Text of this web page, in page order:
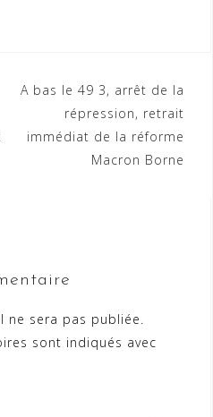
A bas le 49 3, arrêt de la
répression, retrait
immédiat de la réforme
Macron Borne
ne sera pas publiée.
sont indiqués avec